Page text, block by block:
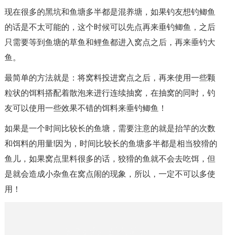
现在很多的黑坑和鱼塘多半都是混养塘，如果钓友想钓鲫鱼
的话是不太可能的，这个时候可以先点再来垂钓鲫鱼，之后
只需要等到鱼塘的草鱼和鲤鱼都进入窝点之后，再来垂钓大
鱼。
最简单的方法就是：将窝料投进窝点之后，再来使用一些颗
粒状的饵料搭配着散泡来进行连续抽窝，在抽窝的同时，钓
友可以使用一些效果不错的饵料来垂钓鲫鱼！
如果是一个时间比较长的鱼塘，需要注意的就是抬竿的次数
和饵料的用量!因为，时间比较长的鱼塘多半都是相当狡猾的
鱼儿，如果窝点里料很多的话，狡猾的鱼就不会去吃饵，但
是就会造成小杂鱼在窝点闹的现象，所以，一定不可以多使
用！